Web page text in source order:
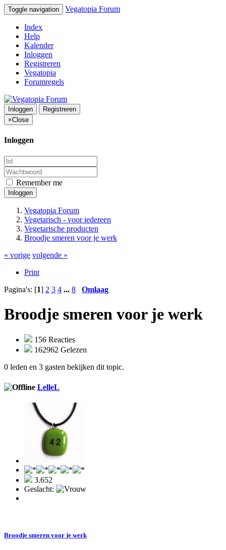
Toggle navigation Vegatopia Forum
Index
Help
Kalender
Inloggen
Registreren
Vegatopia
Forumregels
Inloggen
Registreren
×Close
Inloggen
Remember me
Inloggen
Vegatopia Forum
Vegetarisch - voor iedereen
Vegetarische producten
Broodje smeren voor je werk
« vorige volgende »
Print
Pagina's: [1] 2 3 4 ... 8 Omlaag
Broodje smeren voor je werk
156 Reacties
162962 Gelezen
0 leden en 3 gasten bekijken dit topic.
LelleL
3.652
Geslacht:
Broodje smeren voor je werk